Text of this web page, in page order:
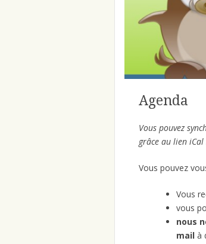
Agenda
Vous pouvez
grâce au lien
Vous pouvez
Vous
vous
nous
mail à